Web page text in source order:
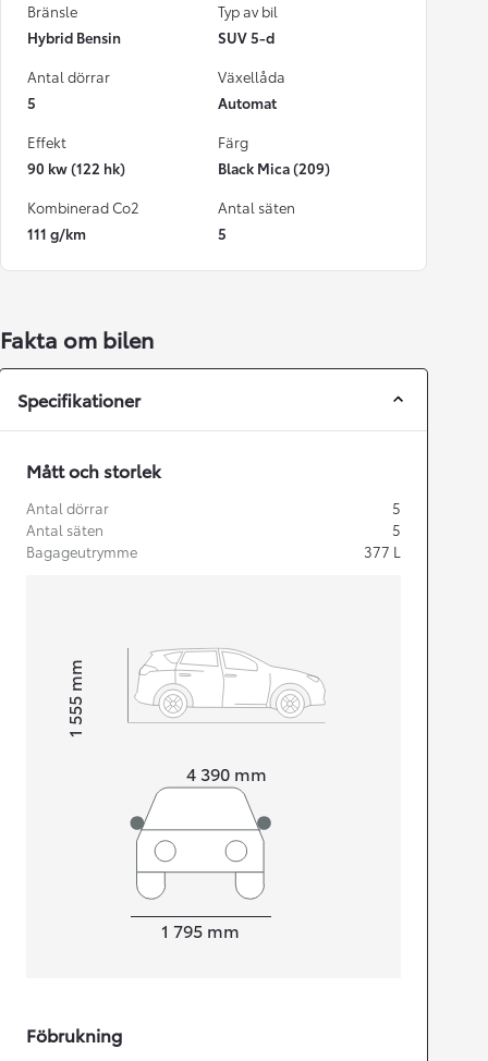
Bränsle
Hybrid Bensin
Typ av bil
SUV 5-d
Antal dörrar
5
Växellåda
Automat
Effekt
90 kw (122 hk)
Färg
Black Mica (209)
Kombinerad Co2
111 g/km
Antal säten
5
Fakta om bilen
Specifikationer
Mått och storlek
Antal dörrar
5
Antal säten
5
Bagageutrymme
377 L
4 390 mm
Height1 555
mm
1 795 mm
Föbrukning